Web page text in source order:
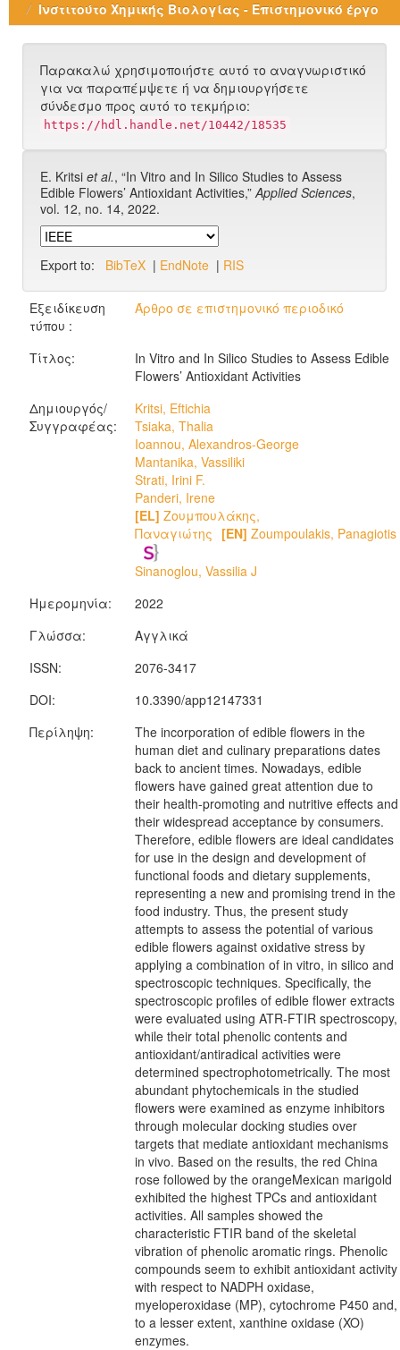
Ινστιτούτο Χημικής Βιολογίας - Επιστημονικό έργο
Παρακαλώ χρησιμοποιήστε αυτό το αναγνωριστικό
για να παραπέμψετε ή να δημιουργήσετε
σύνδεσμο προς αυτό το τεκμήριο:
https://hdl.handle.net/10442/18535
E. Kritsi et al., “In Vitro and In Silico Studies to Assess
Edible Flowers’ Antioxidant Activities,”Applied Sciences,
vol. 12, no. 14, 2022.
Export to: BibTeX | EndNote | RIS
Εξειδίκευση
τύπου :
Άρθρο σε επιστημονικό περιοδικό
Τίτλος:
In Vitro and In Silico Studies to Assess Edible
Flowers’ Antioxidant Activities
Δημιουργός/
Συγγραφέας:
Kritsi, Eftichia
Tsiaka, Thalia
Ioannou, Alexandros-George
Mantanika, Vassiliki
Strati, Irini F.
Panderi, Irene
[EL] Ζουμπουλάκης,
Παναγιώτης [EN] Zoumpoulakis, Panagiotis
Sinanoglou, Vassilia J
Ημερομηνία:
2022
Γλώσσα:
Αγγλικά
ISSN:
2076-3417
DOI:
10.3390/app12147331
Περίληψη:
The incorporation of edible flowers in the
human diet and culinary preparations dates
back to ancient times. Nowadays, edible
flowers have gained great attention due to
their health-promoting and nutritive effects and
their widespread acceptance by consumers.
Therefore, edible flowers are ideal candidates
for use in the design and development of
functional foods and dietary supplements,
representing a new and promising trend in the
food industry. Thus, the present study
attempts to assess the potential of various
edible flowers against oxidative stress by
applying a combination of in vitro, in silico and
spectroscopic techniques. Specifically, the
spectroscopic profiles of edible flower extracts
were evaluated using ATR-FTIR spectroscopy,
while their total phenolic contents and
antioxidant/antiradical activities were
determined spectrophotometrically. The most
abundant phytochemicals in the studied
flowers were examined as enzyme inhibitors
through molecular docking studies over
targets that mediate antioxidant mechanisms
in vivo. Based on the results, the red China
rose followed by the orangeMexican marigold
exhibited the highest TPCs and antioxidant
activities. All samples showed the
characteristic FTIR band of the skeletal
vibration of phenolic aromatic rings. Phenolic
compounds seem to exhibit antioxidant activity
with respect to NADPH oxidase,
myeloperoxidase (MP), cytochrome P450 and,
to a lesser extent, xanthine oxidase (XO)
enzymes.